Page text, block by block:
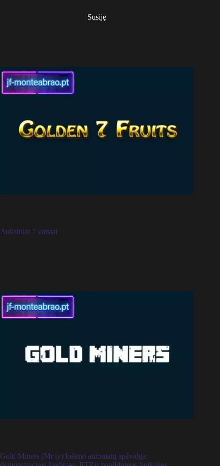
Susiję
Auksiniai 7 vaisiai
Gold Miners (Mr ty) lošimo automatų apžvalga: